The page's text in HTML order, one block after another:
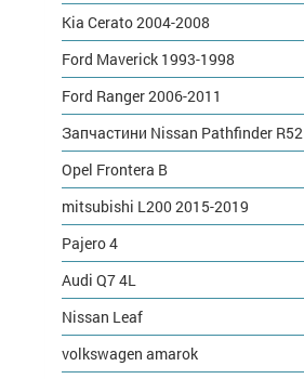
Kia Cerato 2004-2008
Ford Maverick 1993-1998
Ford Ranger 2006-2011
Запчастини Nissan Pathfinder R52
Opel Frontera B
mitsubishi L200 2015-2019
Pajero 4
Audi Q7 4L
Nissan Leaf
volkswagen amarok